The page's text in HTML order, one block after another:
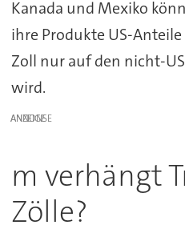
Kanada und Mexiko
ihre Produkte US-
Zoll nur auf den nicht-
wird.
ANZEIGE
m verhängt
Zölle?